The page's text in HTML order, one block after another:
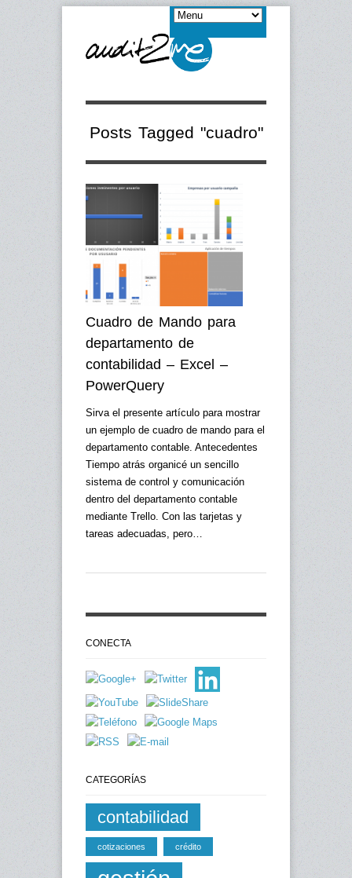
Posts Tagged "cuadro"
Cuadro de Mando para
departamento de
contabilidad – Excel –
PowerQuery
Sirva el presente artículo para mostrar
un ejemplo de cuadro de mando para el
departamento contable. Antecedentes
Tiempo atrás organicé un sencillo
sistema de control y comunicación
dentro del departamento contable
mediante Trello. Con las tarjetas y
tareas adecuadas, pero…
CONECTA
CATEGORÍAS
contabilidad
cotizaciones crédito